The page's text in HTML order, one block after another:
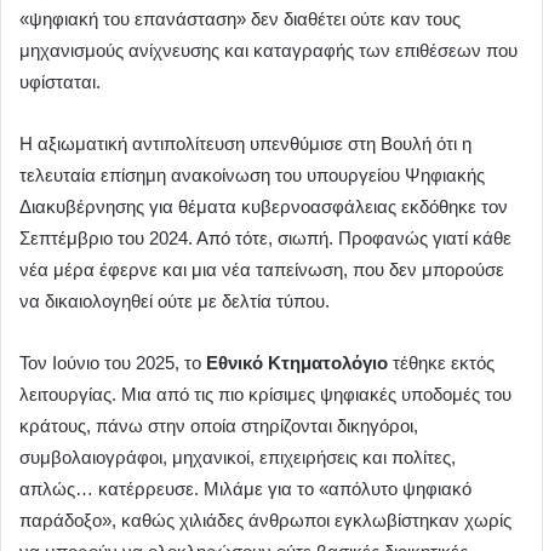
«ψηφιακή του επανάσταση» δεν διαθέτει ούτε καν τους
μηχανισμούς ανίχνευσης και καταγραφής των επιθέσεων που
υφίσταται.
Η αξιωματική αντιπολίτευση υπενθύμισε στη Βουλή ότι η
τελευταία επίσημη ανακοίνωση του υπουργείου Ψηφιακής
Διακυβέρνησης για θέματα κυβερνοασφάλειας εκδόθηκε τον
Σεπτέμβριο του 2024. Από τότε, σιωπή. Προφανώς γιατί κάθε
νέα μέρα έφερνε και μια νέα ταπείνωση, που δεν μπορούσε
να δικαιολογηθεί ούτε με δελτία τύπου.
Τον Ιούνιο του 2025, το Εθνικό Κτηματολόγιο τέθηκε εκτός
λειτουργίας. Μια από τις πιο κρίσιμες ψηφιακές υποδομές του
κράτους, πάνω στην οποία στηρίζονται δικηγόροι,
συμβολαιογράφοι, μηχανικοί, επιχειρήσεις και πολίτες,
απλώς… κατέρρευσε. Μιλάμε για το «απόλυτο ψηφιακό
παράδοξο», καθώς χιλιάδες άνθρωποι εγκλωβίστηκαν χωρίς